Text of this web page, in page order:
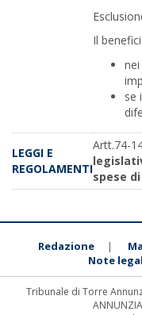
Il
se
LEGGI E
REGOLAMENTI
Artt.74-
spese
Redazione |
Note
Tribunale di Torre